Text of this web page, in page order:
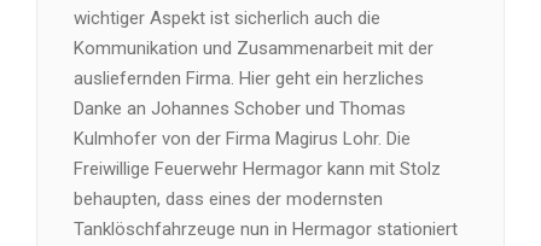
wichtiger Aspekt ist sicherlich auch die
Kommunikation und Zusammenarbeit mit der
ausliefernden Firma. Hier geht ein herzliches
Danke an Johannes Schober und Thomas
Kulmhofer von der Firma Magirus Lohr. Die
Freiwillige Feuerwehr Hermagor kann mit Stolz
behaupten, dass eines der modernsten
Tanklöschfahrzeuge nun in Hermagor stationiert